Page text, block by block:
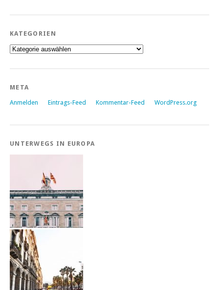
KATEGORIEN
Kategorien
META
Anmelden Eintrags-Feed Kommentar-Feed WordPress.org
UNTERWEGS IN EUROPA